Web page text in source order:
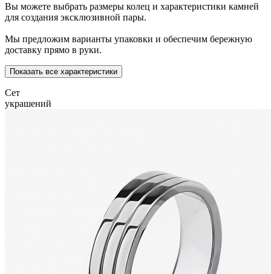
Вы можете выбрать размеры колец и характеристики камней
для создания эксклюзивной пары.
Мы предложим варианты упаковки и обеспечим бережную
доставку прямо в руки.
Показать все характеристики
Сет
украшений